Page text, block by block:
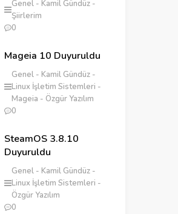
Genel
Kamil Gündüz
Şiirlerim
0
Mageia 10 Duyuruldu
Genel
Kamil Gündüz
Linux İşletim Sistemleri
Mageia
Özgür Yazılım
0
SteamOS 3.8.10
Duyuruldu
Genel
Kamil Gündüz
Linux İşletim Sistemleri
Özgür Yazılım
0